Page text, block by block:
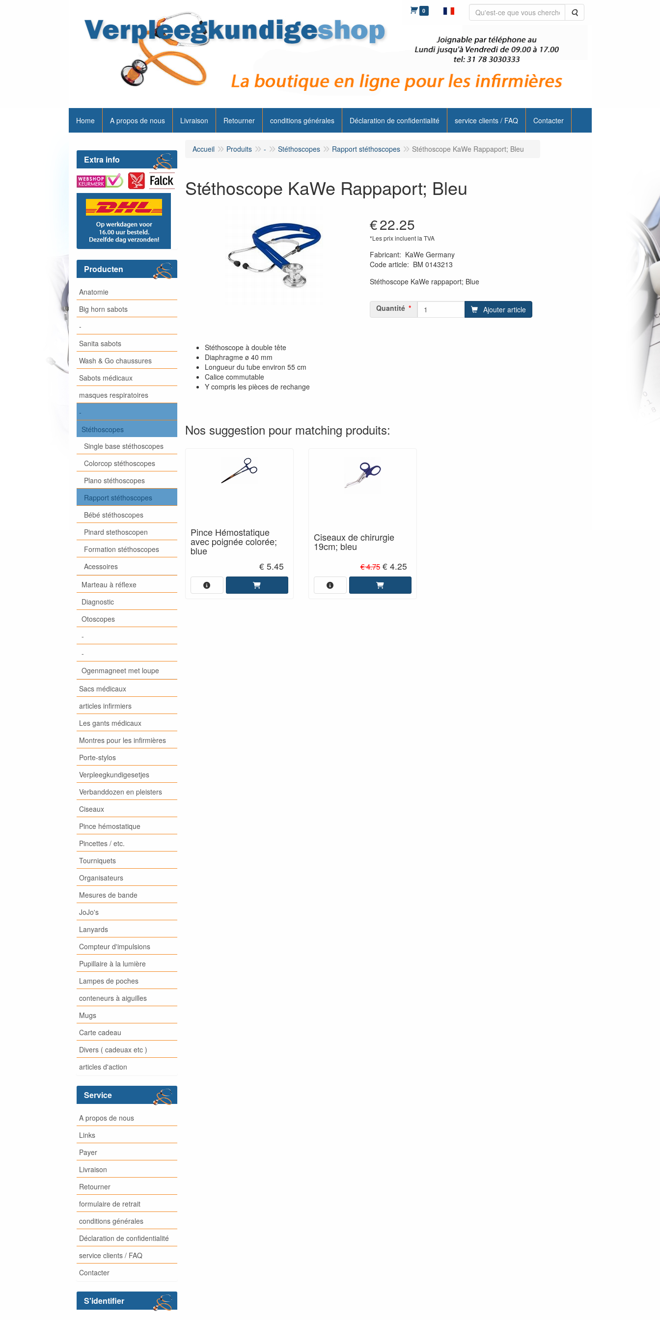
0 Rechercher
Home A propos de nous Livraison Retourner conditions générales Déclaration de confidentialité service clients / FAQ Contacter
Extra info
Producten
Anatomie
Big horn sabots
-
Sanita sabots
Wash & Go chaussures
Sabots médicaux
masques respiratoires
-
Stéthoscopes
Single base stéthoscopes
Colorcop stéthoscopes
Plano stéthoscopes
Rapport stéthoscopes
Bébé stéthoscopes
Pinard stethoscopen
Formation stéthoscopes
Acessoires
Marteau à réflexe
Diagnostic
Otoscopes
-
-
Ogenmagneet met loupe
Sacs médicaux
articles infirmiers
Les gants médicaux
Montres pour les infirmières
Porte-stylos
Verpleegkundigesetjes
Verbanddozen en pleisters
Ciseaux
Pince hémostatique
Pincettes / etc.
Tourniquets
Organisateurs
Mesures de bande
JoJo's
Lanyards
Compteur d'impulsions
Pupillaire à la lumière
Lampes de poches
conteneurs à aiguilles
Mugs
Carte cadeau
Divers ( cadeuax etc )
articles d'action
Service
A propos de nous
Links
Payer
Livraison
Retourner
formulaire de retrait
conditions générales
Déclaration de confidentialité
service clients / FAQ
Contacter
S'identifier
Accueil Produits - Stéthoscopes Rapport stéthoscopes Stéthoscope KaWe Rappaport; Bleu
Stéthoscope KaWe Rappaport; Bleu
€22.25
*Les prix incluent la TVA
Fabricant: KaWe Germany
Code article: BM 0143213
Stéthoscope KaWe rappaport; Blue
Quantité Ajouter article
Stéthoscope à double tête
Diaphragme ø 40 mm
Longueur du tube environ 55 cm
Calice commutable
Y compris les pièces de rechange
Nos suggestion pour matching produits:
Pince Hémostatique
avec poignée colorée;
blue
€ 5.45
Ciseaux de chirurgie
19cm; bleu
€ 4.75€ 4.25